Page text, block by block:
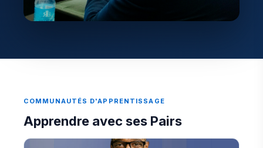
COMMUNAUTÉS D'APPRENTISSAGE
Apprendre avec ses Pairs